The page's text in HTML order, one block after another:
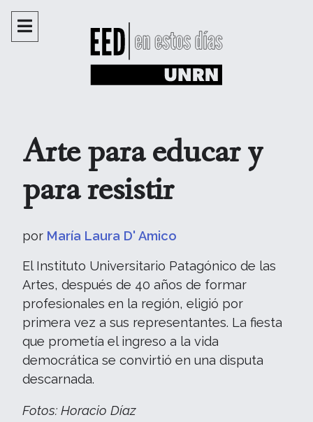
Arte para educar y
para resistir
por María Laura D' Amico
El Instituto Universitario Patagónico de las
Artes, después de 40 años de formar
profesionales en la región, eligió por
primera vez a sus representantes. La fiesta
que prometía el ingreso a la vida
democrática se convirtió en una disputa
descarnada.
Fotos: Horacio Díaz